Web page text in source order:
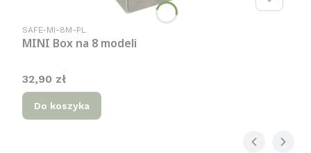
Kod produktu
SAFE-MI-8M-PL
MINI Box na 8 modeli
Cena
32,90 zł
Do koszyka